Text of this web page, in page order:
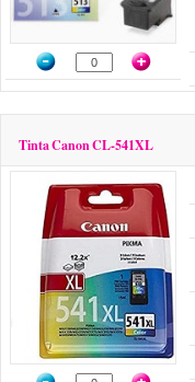
Tinta Canon CL-541XL